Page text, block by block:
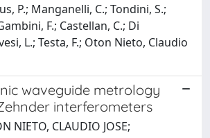
P.; Manganelli, C.; Tondini, S.;
F.; Castellan, C.; Di
L.; Testa, F.; Oton Nieto, Claudio
waveguide metrology
interferometers
NIETO, CLAUDIO JOSE;